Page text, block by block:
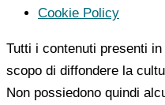
Cookie Policy
Tutti i contenuti presenti
scopo di diffondere la
Non possiedono quindi